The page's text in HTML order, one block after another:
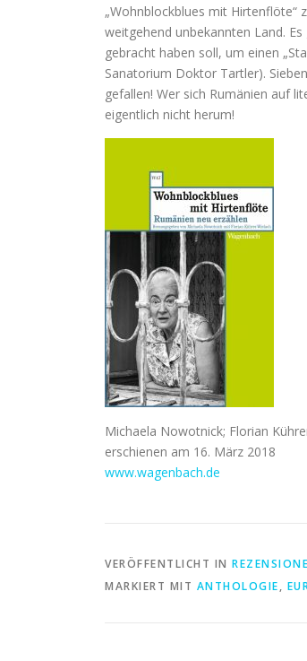
„Wohnblockblues mit Hirtenflöte“
weitgehend unbekannten Land.
gebracht haben soll, um einen
Sanatorium Doktor Tartler).
gefallen! Wer sich Rumänien auf
eigentlich nicht herum!
Michaela Nowotnick; Florian
erschienen am 16. März 2018
www.wagenbach.de
VERÖFFENTLICHT IN
MARKIERT MIT ANTHOLOGIE,